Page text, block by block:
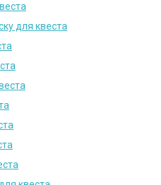
для квеста